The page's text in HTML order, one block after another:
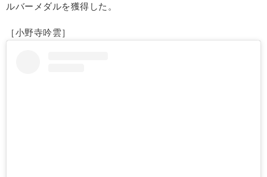
ルバーメダルを獲得した。
［小野寺吟雲］